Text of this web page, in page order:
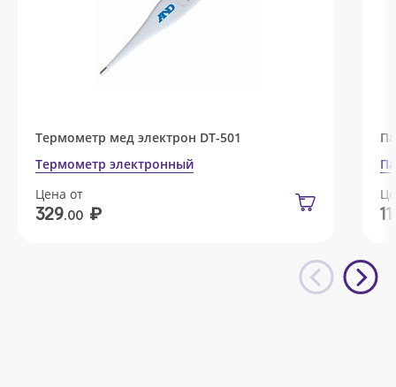
Термометр мед электрон DT-501
Термометр электронный
Цена от
329.00 ₽ 11